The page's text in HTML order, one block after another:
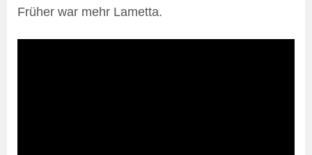
Früher war mehr Lametta.